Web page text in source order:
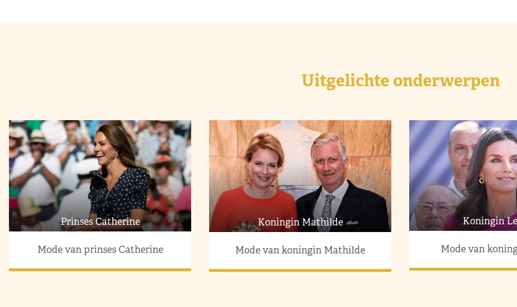
Uitgelichte onderwerpen
Prinses Catherine
Mode van prinses Catherine
Koningin Mathilde
Mode van koningin Mathilde
Koningin
Mode van